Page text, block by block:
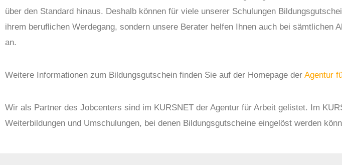
über den Standard hinaus. Deshalb können für viele unserer Schulungen
ihrem beruflichen Werdegang, sondern unsere Berater helfen Ihnen auch bei sämtlichen
an.
Weitere Informationen zum Bildungsgutschein finden Sie auf der Homepage der Agentur
Wir als Partner des Jobcenters sind im KURSNET der Agentur für Arbeit gelistet. Im
Weiterbildungen und Umschulungen, bei denen Bildungsgutscheine eingelöst werden